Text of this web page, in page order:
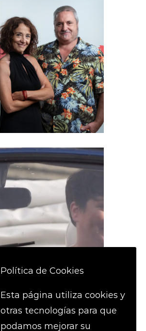
Política de Cookies
Esta página utiliza cookies y
otras tecnologías para que
podamos mejorar su